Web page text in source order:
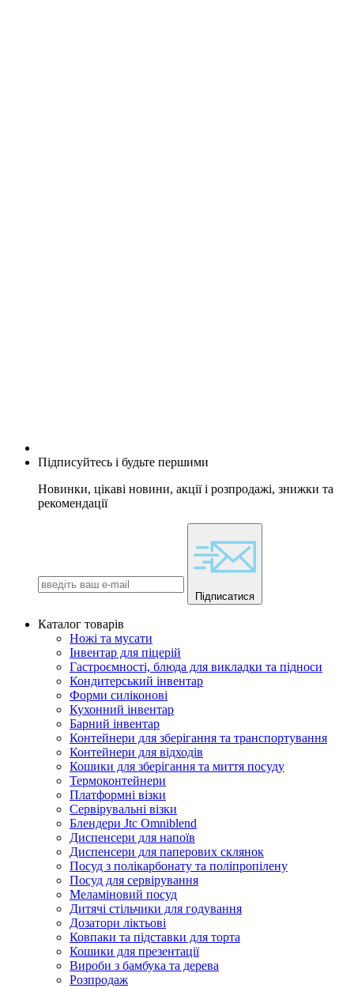
Підписуйтесь і будьте першими
Новинки, цікаві новини, акції і розпродажі, знижки та
рекомендації
Підписатися
Каталог товарів
Ножі та мусати
Інвентар для піцерій
Гастроємності, блюда для викладки та підноси
Кондитерський інвентар
Форми силіконові
Кухонний інвентар
Барний інвентар
Контейнери для зберігання та транспортування
Контейнери для відходів
Кошики для зберігання та миття посуду
Термоконтейнери
Платформні візки
Сервірувальні візки
Блендери Jtc Omniblend
Диспенсери для напоїв
Диспенсери для паперових склянок
Посуд з полікарбонату та поліпропілену
Посуд для сервірування
Меламіновий посуд
Дитячі стільчики для годування
Дозатори ліктьові
Ковпаки та підставки для торта
Кошики для презентації
Вироби з бамбука та дерева
Розпродаж